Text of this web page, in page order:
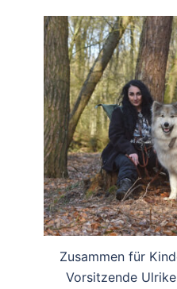
Zusammen für
Vorsitzende